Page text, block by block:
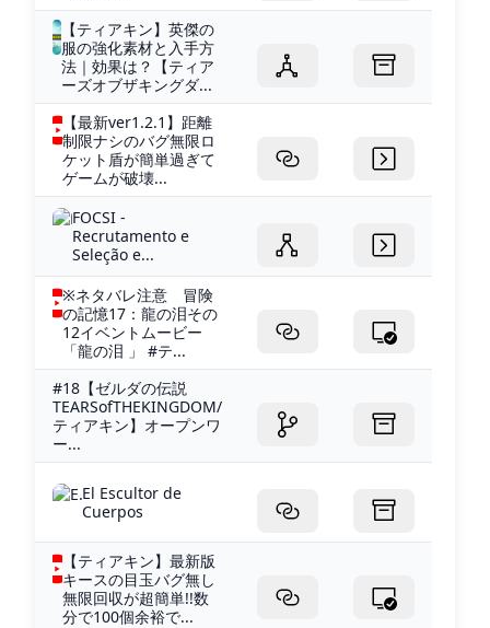
【ティアキン】英傑の
服の強化素材と入手方
法｜効果は？【ティア
ーズオブザキングダ...
【最新ver1.2.1】距離
制限ナシのバグ無限ロ
ケット盾が簡単過ぎて
ゲームが破壊...
FOCSI -
Recrutamento e
Seleção e...
※ネタバレ注意 冒険
の記憶17：龍の泪その
12イベントムービー
「龍の泪 」 #テ...
#18【ゼルダの伝説
TEARSofTHEKINGDOM/
ティアキン】オープンワ
ー...
El Escultor de
Cuerpos
【ティアキン】最新版
キースの目玉バグ無し
無限回収が超簡単!!数
分で100個余裕で...